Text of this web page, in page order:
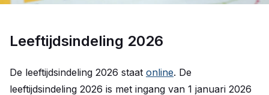
Leeftijdsindeling 2026
De leeftijdsindeling 2026 staat online. De
leeftijdsindeling 2026 is met ingang van 1 januari 2026